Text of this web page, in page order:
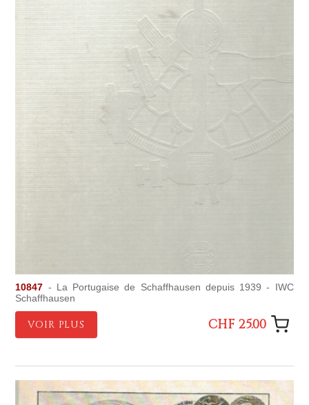
10847 - La Portugaise de Schaffhausen depuis 1939 - IWC
Schaffhausen
VOIR PLUS CHF 25.00